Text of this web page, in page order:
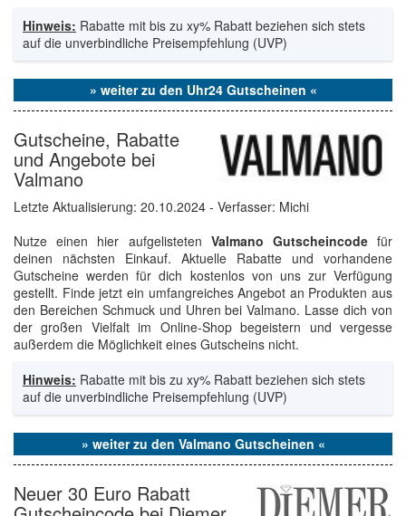
Hinweis: Rabatte mit bis zu xy% Rabatt beziehen sich stets
auf die unverbindliche Preisempfehlung (UVP)
» weiter zu den Uhr24 Gutscheinen «
Gutscheine, Rabatte
und Angebote bei
Valmano
Letzte Aktualisierung: 20.10.2024 - Verfasser: Michi
Nutze einen hier aufgelisteten Valmano Gutscheincodefür
deinen nächsten Einkauf. Aktuelle Rabatte und vorhandene
Gutscheine werden für dich kostenlos von uns zur Verfügung
gestellt. Finde jetzt ein umfangreiches Angebot an Produkten aus
den Bereichen Schmuck und Uhren bei Valmano. Lasse dich von
der großen Vielfalt im Online-Shop begeistern und vergesse
außerdem die Möglichkeit eines Gutscheins nicht.
Hinweis: Rabatte mit bis zu xy% Rabatt beziehen sich stets
auf die unverbindliche Preisempfehlung (UVP)
» weiter zu den Valmano Gutscheinen «
Neuer 30 Euro Rabatt